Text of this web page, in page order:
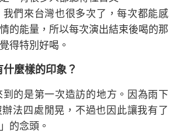
我們來台灣也很多次了，每次都能感
的能量，所以每次演出結束後喝的那
得特別好喝。
麼樣的印象？
到的是第一次造訪的地方。因為雨下
法四處閒晃，不過也因此讓我有了
的念頭。